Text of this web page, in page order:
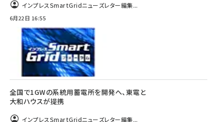
インプレスSmartGridニューズレター編集...
6月22日 16:55
全国で1GWの系統用蓄電所を開発へ、東電と
大和ハウスが提携
インプレスSmartGridニューズレター編集...